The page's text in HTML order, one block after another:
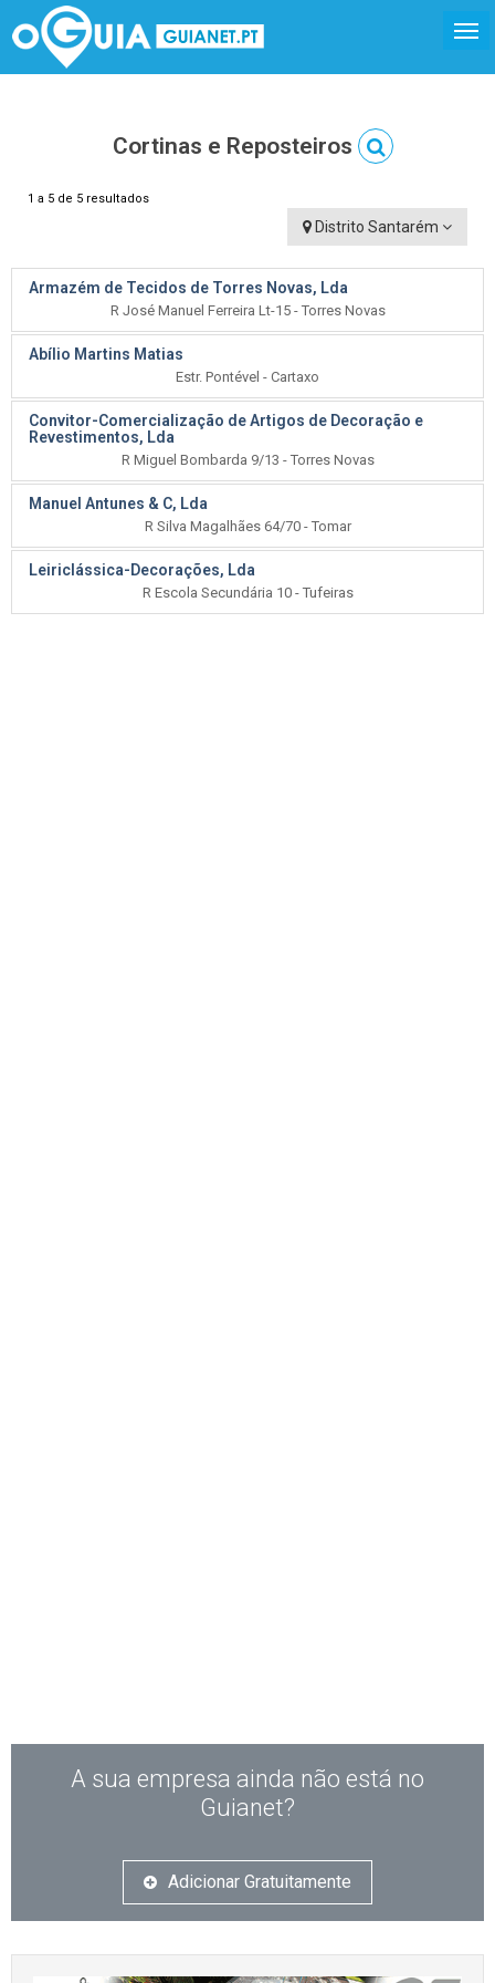
Cortinas e Reposteiros
1 a 5 de 5 resultados
Distrito Santarém
Armazém de Tecidos de Torres Novas, Lda
R José Manuel Ferreira Lt-15 - Torres Novas
Abílio Martins Matias
Estr. Pontével - Cartaxo
Convitor-Comercialização de Artigos de Decoração e
Revestimentos, Lda
R Miguel Bombarda 9/13 - Torres Novas
Manuel Antunes & C, Lda
R Silva Magalhães 64/70 - Tomar
Leiriclássica-Decorações, Lda
R Escola Secundária 10 - Tufeiras
A sua empresa ainda não está no
Guianet?
Adicionar Gratuitamente